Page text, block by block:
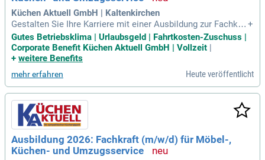
Küchen Aktuell GmbH | Kaltenkirchen
Gestalten Sie Ihre Karriere mit einer Ausbildung zur Fachkra
ft (m/w/d) für Möbel-, Küchen- und Umzugsservice im Küche
nfachhandel. Erlernen Sie die Kunst der Küchenmontage so
wie die Installation von E-Geräten und Sanitäranlagen. Verti
-Exkursionen. Besuchen Sie Lehrgänge zu Maschinenführun
g und Befestigungstechnik. Während Ihrer Ausbildung samm
eln Sie vielseitige Erfahrungen in Aufmaßtechnik und Kunde
ndienst. Handwerkliches Geschick und Kundenkontakt mac
hen diesen Beruf spannend – ein Führerschein Klasse B ist
von Vorteil.
+
Gutes Betriebsklima | Urlaubsgeld | Fahrtkosten-Zuschuss |
Corporate Benefit Küchen Aktuell GmbH | Vollzeit |
+ weitere Benefits
mehr erfahren Heute veröffentlicht
Ausbildung 2026: Fachkraft (m/w/d) für Möbel-,
Küchen- und Umzugsservice